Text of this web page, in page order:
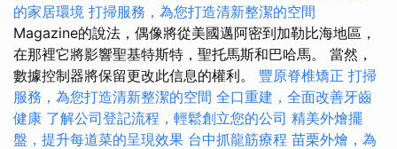
的家居環境 打掃服務，為您打造清新整潔的空間
Magazine的說法，偶像將從美國邁阿密到加勒比海地區，
在那裡它將影響聖基特斯特，聖托馬斯和巴哈馬。 當然，
數據控制器將保留更改此信息的權利。 豐原脊椎矯正 打掃
服務，為您打造清新整潔的空間 全口重建，全面改善牙齒
健康 了解公司登記流程，輕鬆創立您的公司 精美外燴擺
盤，提升每道菜的呈現效果 台中抓龍筋療程 苗栗外燴，為